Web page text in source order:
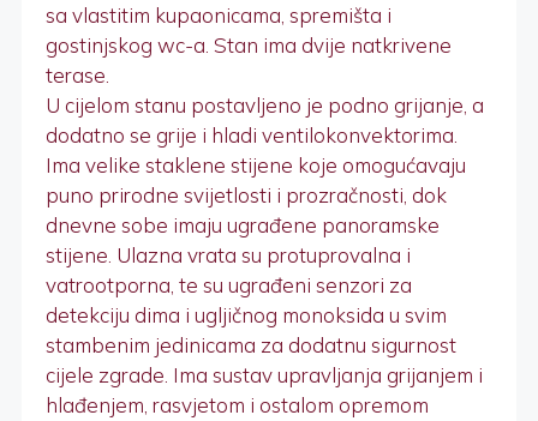
sa vlastitim kupaonicama, spremišta i
gostinjskog wc-a. Stan ima dvije natkrivene
terase.
U cijelom stanu postavljeno je podno grijanje, a
dodatno se grije i hladi ventilokonvektorima.
Ima velike staklene stijene koje omogućavaju
puno prirodne svijetlosti i prozračnosti, dok
dnevne sobe imaju ugrađene panoramske
stijene. Ulazna vrata su protuprovalna i
vatrootporna, te su ugrađeni senzori za
detekciju dima i ugljičnog monoksida u svim
stambenim jedinicama za dodatnu sigurnost
cijele zgrade. Ima sustav upravljanja grijanjem i
hlađenjem, rasvjetom i ostalom opremom